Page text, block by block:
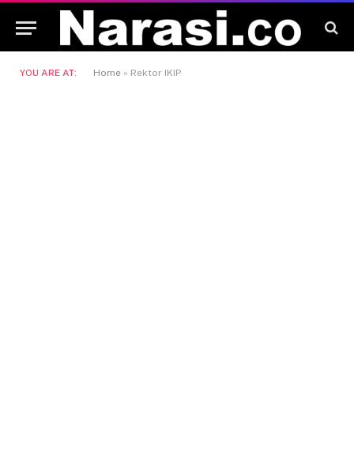
YOU ARE AT: Home » Rektor IKIP